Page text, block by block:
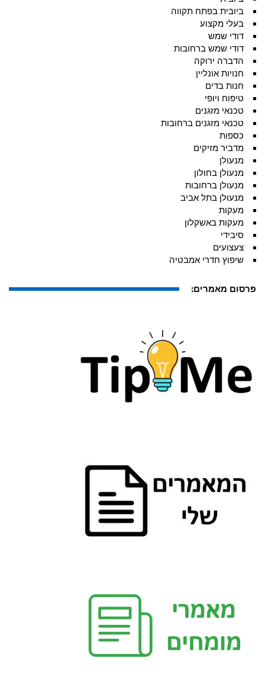
ביובית בפתח תקווה
בעלי מקצוע
דודי שמש
דודי שמש ברחובות
הדברה ירוקה
חנויות אונליין
חנות בדים
טיפוח ויופי
טכנאי מזגנים
טכנאי מזגנים ברחובות
כספות
מדביר מזיקים
מנעולן
מנעולן בחולון
מנעולן ברחובות
מנעולן בתל אביב
מעקות
מעקות באשקלון
סיבידי
צעצועים
שיפוץ חדרי אמבטיה
פרסום מאמרים: